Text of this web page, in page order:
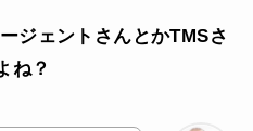
ジェントさんとかTMSさ
ね？